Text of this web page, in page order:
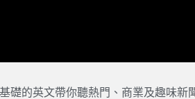
礎的英文帶你聽熱門、商業及趣味新